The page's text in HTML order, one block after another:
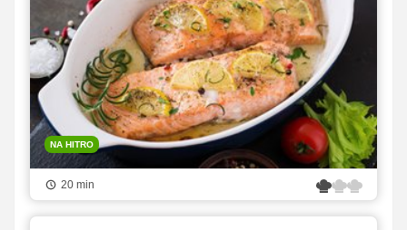
NA HITRO
20 min